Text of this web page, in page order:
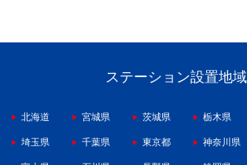
ステーション設置地域
北海道 宮城県 茨城県 栃木県
埼玉県 千葉県 東京都 神奈川県